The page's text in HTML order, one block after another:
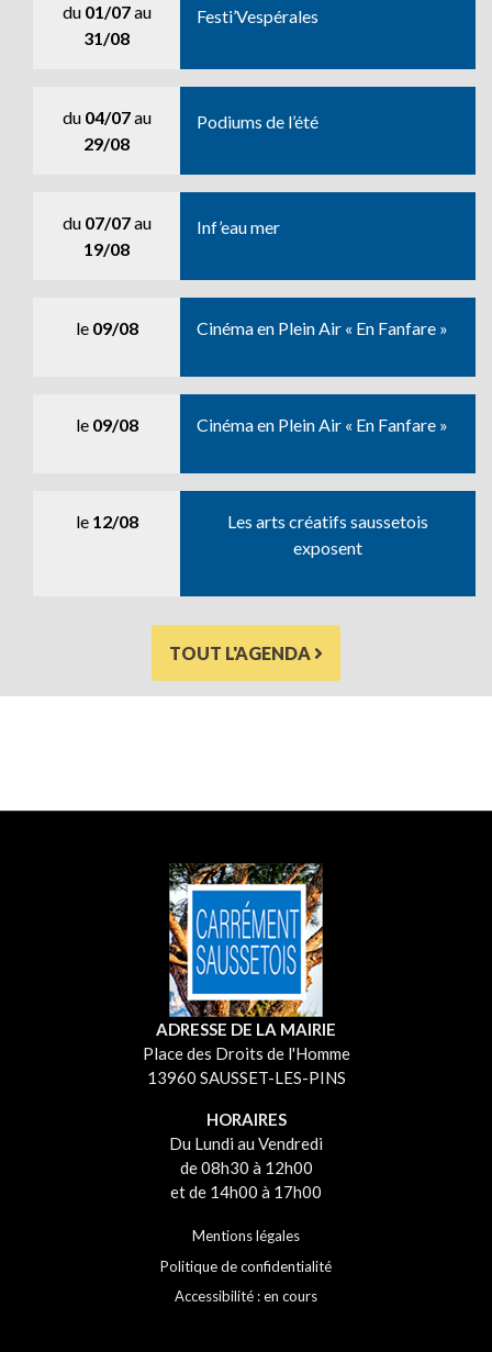
du 01/07au
31/08
Festi’Vespérales
du 04/07au
29/08
Podiums de l’été
du 07/07au
19/08
Inf’eau mer
le 09/08 Cinéma en Plein Air « En Fanfare »
le 09/08 Cinéma en Plein Air « En Fanfare »
le 12/08
Les arts créatifs saussetois
exposent
TOUT L'AGENDA
ADRESSE DE LA MAIRIE
Place des Droits de l'Homme
13960 SAUSSET-LES-PINS
HORAIRES
Du Lundi au Vendredi
de 08h30 à 12h00
et de 14h00 à 17h00
Mentions légales
Politique de confidentialité
Accessibilité : en cours